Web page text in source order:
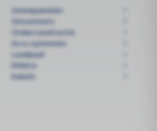
Zonnepanelen
Omvormers
Onderconstructie
Accu systemen
Laadpaal
Elektra
Kabels